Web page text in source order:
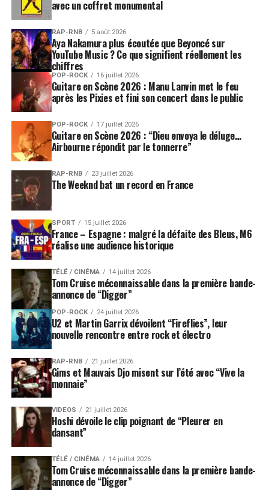
avec un coffret monumental
RAP-RNB 5 août 2026
Aya Nakamura plus écoutée que Beyoncé sur
YouTube Music ? Ce que signifient réellement les
chiffres
POP-ROCK 16 juillet 2026
Guitare en Scène 2026 : Manu Lanvin met le feu
après les Pixies et fini son concert dans le public
POP-ROCK 17 juillet 2026
Guitare en Scène 2026 : “Dieu envoya le déluge…
Airbourne répondit par le tonnerre”
RAP-RNB 23 juillet 2026
The Weeknd bat un record en France
SPORT 15 juillet 2026
France – Espagne : malgré la défaite des Bleus, M6
réalise une audience historique
TÉLÉ / CINÉMA 14 juillet 2026
Tom Cruise méconnaissable dans la première bande-
annonce de “Digger”
POP-ROCK 24 juillet 2026
U2 et Martin Garrix dévoilent “Fireflies”, leur
nouvelle rencontre entre rock et électro
RAP-RNB 21 juillet 2026
Gims et Mauvais Djo misent sur l’été avec “Vive la
monnaie”
VIDEOS 21 juillet 2026
Hoshi dévoile le clip poignant de “Pleurer en
dansant”
TÉLÉ / CINÉMA 14 juillet 2026
Tom Cruise méconnaissable dans la première bande-
annonce de “Digger”